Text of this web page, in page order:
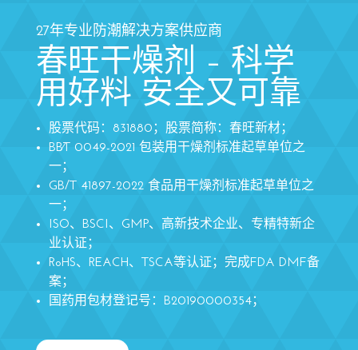
27年专业防潮解决方案供应商
春旺干燥剂 – 科学
用好料 安全又可靠
股票代码：831880；股票简称：春旺新材；
BB∕T 0049-2021 包装用干燥剂标准起草单位之
一；
GB/T 41897-2022 食品用干燥剂标准起草单位之
一；
ISO、BSCI、GMP、高新技术企业、专精特新企
业认证；
RoHS、REACH、TSCA等认证；完成FDA DMF备
案；
国药用包材登记号：B20190000354；